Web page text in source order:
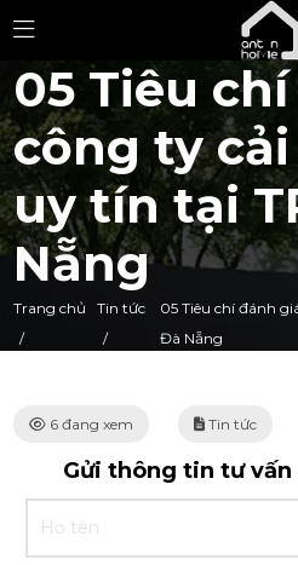
05 Tiêu
công ty
uy tín tại
Nẵng
Trang chủ
/
Tin tức
/
05 Tiêu chí đánh
Đà Nẵng
6 đang xem Tin tức
Gửi thông tin tư vấn